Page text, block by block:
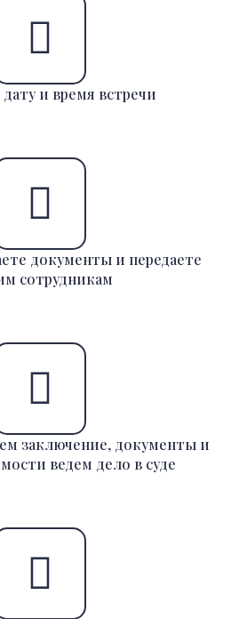
и время встречи
документы и передаете
сотрудникам
заключение, документы и
ведем дело в суде